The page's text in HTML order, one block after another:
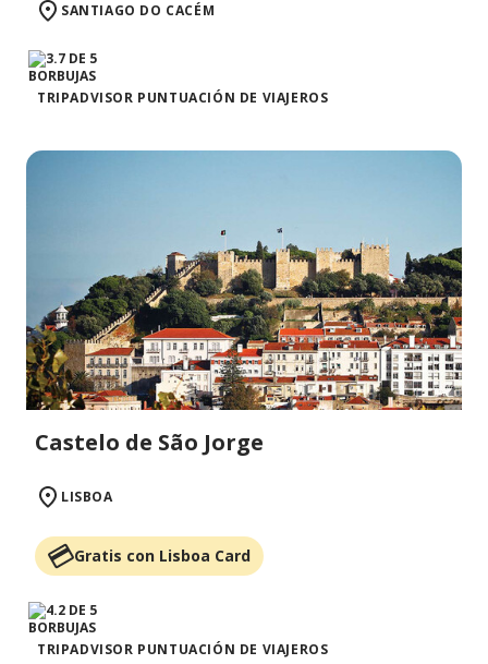
SANTIAGO DO CACÉM
TRIPADVISOR PUNTUACIÓN DE VIAJEROS
Castelo de São Jorge
LISBOA
Gratis con Lisboa Card
TRIPADVISOR PUNTUACIÓN DE VIAJEROS